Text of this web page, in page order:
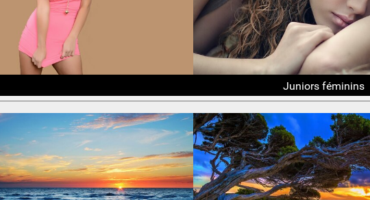
Juniors féminins